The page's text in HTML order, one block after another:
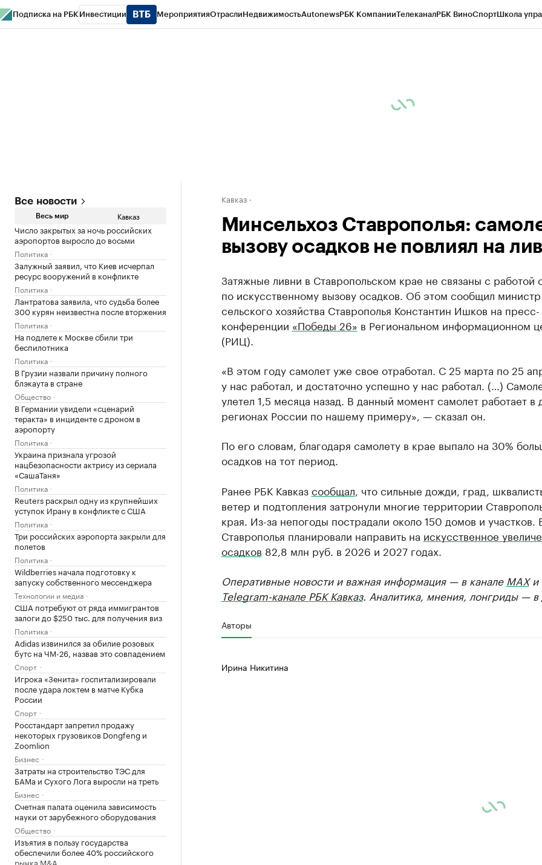
Подписка на РБК Инвестиции МероприятияОтраслиНедвижимостьAutonewsРБК КомпанииТелеканалРБК ВиноСпортШкола
Все новости
Весь мир Кавказ
Число закрытых за ночь российских
аэропортов выросло до восьми
Политика
Залужный заявил, что Киев исчерпал
ресурс вооружений в конфликте
Политика
Лантратова заявила, что судьба более
300 курян неизвестна после вторжения
Политика
На подлете к Москве сбили три
беспилотника
Политика
В Грузии назвали причину полного
блэкаута в стране
Общество
В Германии увидели «сценарий
теракта» в инциденте с дроном в
аэропорту
Политика
Украина признала угрозой
нацбезопасности актрису из сериала
«СашаТаня»
Политика
Reuters раскрыл одну из крупнейших
уступок Ирану в конфликте с США
Политика
Три российских аэропорта закрыли для
полетов
Политика
Wildberries начала подготовку к
запуску собственного мессенджера
Технологии и медиа
США потребуют от ряда иммигрантов
залоги до $250 тыс. для получения виз
Политика
Adidas извинился за обилие розовых
бутс на ЧМ-26, назвав это совпадением
Спорт
Игрока «Зенита» госпитализировали
после удара локтем в матче Кубка
России
Спорт
Росстандарт запретил продажу
некоторых грузовиков Dongfeng и
Zoomlion
Бизнес
Затраты на строительство ТЭС для
БАМа и Сухого Лога выросли на треть
Бизнес
Счетная палата оценила зависимость
науки от зарубежного оборудования
Общество
Изъятия в пользу государства
обеспечили более 40% российского
рынка M&A
Кавказ
Минсельхоз Ставрополья:
вызову осадков не повлиял на
Затяжные ливни в Ставропольском крае не связаны с работой
по искусственному вызову осадков. Об этом сообщил министр
сельского хозяйства Ставрополья Константин Ишков на пресс-
конференции «Победы 26» в Региональном информационном
(РИЦ).
«В этом году самолет уже свое отработал. С 25 марта по 25
у нас работал, и достаточно успешно у нас работал. (…)
улетел 1,5 месяца назад. В данный момент самолет работает в
регионах России по нашему примеру», — сказал он.
По его словам, благодаря самолету в крае выпало на 30%
осадков на тот период.
Ранее РБК Кавказсообщал , что сильные дожди, град,
ветер и подтопления затронули многие территории
края. Из-за непогоды пострадали около 150 домов и участков.
Ставрополья планировали направить на искусственное
осадков 82,8 млн руб. в 2026 и 2027 годах.
Оперативные новости и важная информация — в канале MAXи
Telegram-канале РБК Кавказ. Аналитика, мнения, лонгриды — в
Авторы
Ирина Никитина